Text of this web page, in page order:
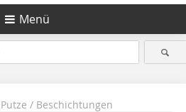
Menü
/ Beschichtungen